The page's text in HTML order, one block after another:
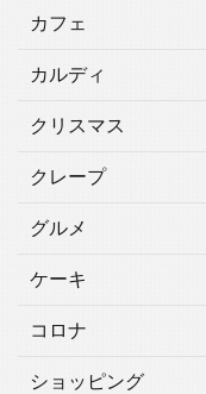
カフェ
カルディ
クリスマス
クレープ
グルメ
ケーキ
コロナ
ショッピング